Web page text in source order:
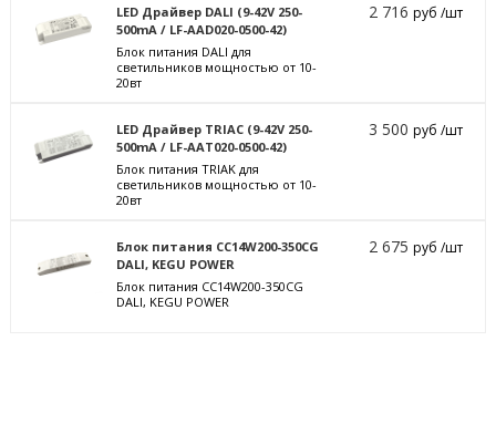
LED Драйвер DALI (9-42V 250-
500mA / LF-AAD020-0500-42)
Блок питания DALI для
светильников мощностью от 10-
20вт
2 716руб /шт
LED Драйвер TRIAC (9-42V 250-
500mA / LF-AAT020-0500-42)
Блок питания TRIAK для
светильников мощностью от 10-
20вт
3 500руб /шт
Блок питания CC14W200-350CG
DALI, KEGU POWER
Блок питания CC14W200-350CG
DALI, KEGU POWER
2 675руб /шт